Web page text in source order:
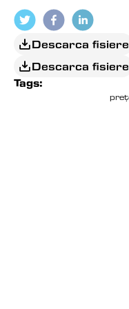
Descarca fisiere
Descarca fisiere
Tags:
preț